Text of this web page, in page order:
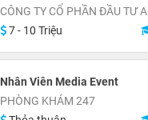
CÔNG TY CỔ PHẦN ĐẦU TƯ
7 - 10 Triệu
Nhân Viên Media Event
PHÒNG KHÁM 247